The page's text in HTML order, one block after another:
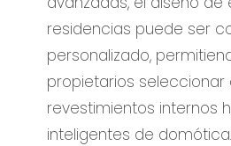
residencias puede ser
personalizado,
propietarios seleccionar
revestimientos internos
inteligentes de domótica.